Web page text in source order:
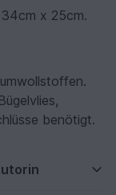
x 25cm.
benötigt.